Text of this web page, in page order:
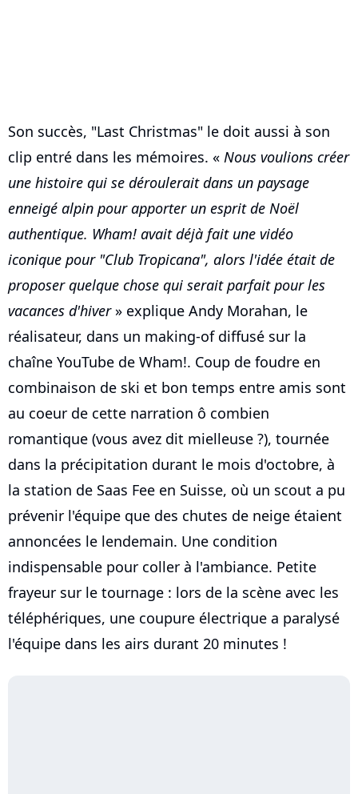
Son succès, "Last Christmas" le doit aussi à son
clip entré dans les mémoires. « Nous voulions créer
une histoire qui se déroulerait dans un paysage
enneigé alpin pour apporter un esprit de Noël
authentique. Wham! avait déjà fait une vidéo
iconique pour "Club Tropicana", alors l'idée était de
proposer quelque chose qui serait parfait pour les
vacances d'hiver» explique Andy Morahan, le
réalisateur, dans un making-of diffusé sur la
chaîne YouTube de Wham!. Coup de foudre en
combinaison de ski et bon temps entre amis sont
au coeur de cette narration ô combien
romantique (vous avez dit mielleuse ?), tournée
dans la précipitation durant le mois d'octobre, à
la station de Saas Fee en Suisse, où un scout a pu
prévenir l'équipe que des chutes de neige étaient
annoncées le lendemain. Une condition
indispensable pour coller à l'ambiance. Petite
frayeur sur le tournage : lors de la scène avec les
téléphériques, une coupure électrique a paralysé
l'équipe dans les airs durant 20 minutes !